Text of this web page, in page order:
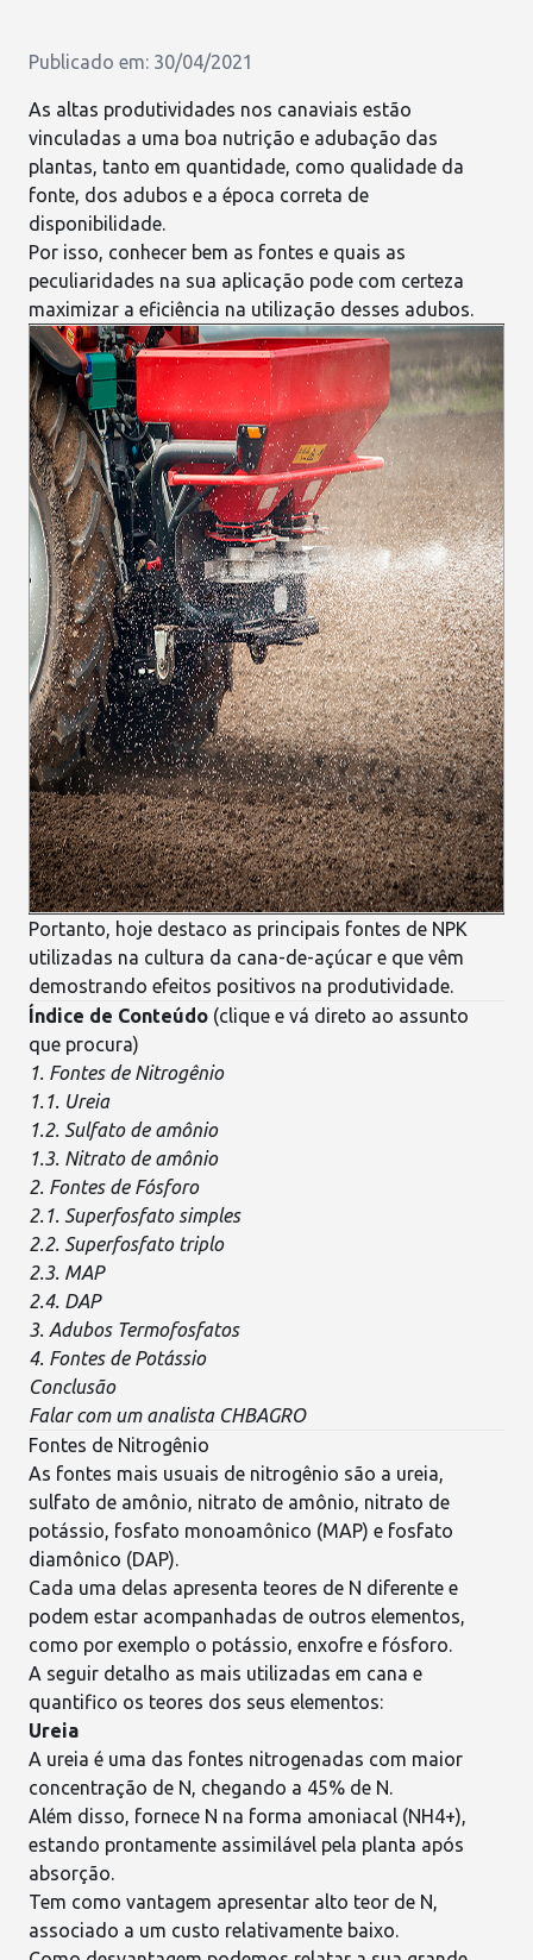
Publicado em: 30/04/2021
As altas produtividades nos canaviais estão
vinculadas a uma boa nutrição e adubação das
plantas, tanto em quantidade, como qualidade da
fonte, dos adubos e a época correta de
disponibilidade.
Por isso, conhecer bem as fontes e quais as
peculiaridades na sua aplicação pode com certeza
maximizar a eficiência na utilização desses adubos.
Portanto, hoje destaco as principais fontes de NPK
utilizadas na cultura da cana-de-açúcar e que vêm
demostrando efeitos positivos na produtividade.
Índice de Conteúdo (clique e vá direto ao assunto
que procura)
1. Fontes de Nitrogênio
1.1. Ureia
1.2. Sulfato de amônio
1.3. Nitrato de amônio
2. Fontes de Fósforo
2.1. Superfosfato simples
2.2. Superfosfato triplo
2.3. MAP
2.4. DAP
3. Adubos Termofosfatos
4. Fontes de Potássio
Conclusão
Falar com um analista CHBAGRO
Fontes de Nitrogênio
As fontes mais usuais de nitrogênio são a ureia,
sulfato de amônio, nitrato de amônio, nitrato de
potássio, fosfato monoamônico (MAP) e fosfato
diamônico (DAP).
Cada uma delas apresenta teores de N diferente e
podem estar acompanhadas de outros elementos,
como por exemplo o potássio, enxofre e fósforo.
A seguir detalho as mais utilizadas em cana e
quantifico os teores dos seus elementos:
Ureia
A ureia é uma das fontes nitrogenadas com maior
concentração de N, chegando a 45% de N.
Além disso, fornece N na forma amoniacal (NH4+),
estando prontamente assimilável pela planta após
absorção.
Tem como vantagem apresentar alto teor de N,
associado a um custo relativamente baixo.